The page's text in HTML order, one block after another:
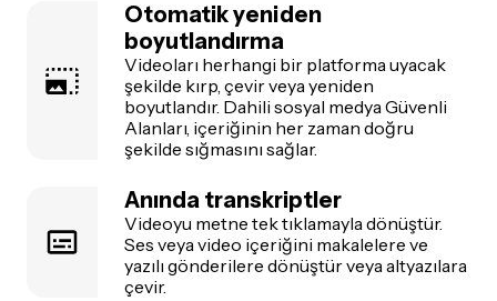
Otomatik yeniden
boyutlandırma
Videoları herhangi bir platforma uyacak
şekilde kırp, çevir veya yeniden
boyutlandır. Dahili sosyal medya Güvenli
Alanları, içeriğinin her zaman doğru
şekilde sığmasını sağlar.
Anında transkriptler
Videoyu metne tek tıklamayla dönüştür.
Ses veya video içeriğini makalelere ve
yazılı gönderilere dönüştür veya altyazılara
çevir.